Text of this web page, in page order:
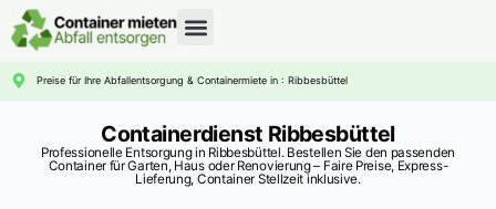
Preise für Ihre Abfallentsorgung & Containermiete in : Ribbesbüttel
Containerdienst Ribbesbüttel
Professionelle Entsorgung in Ribbesbüttel. Bestellen Sie den passenden
Container für Garten, Haus oder Renovierung – Faire Preise, Express-
Lieferung, Container Stellzeit inklusive.